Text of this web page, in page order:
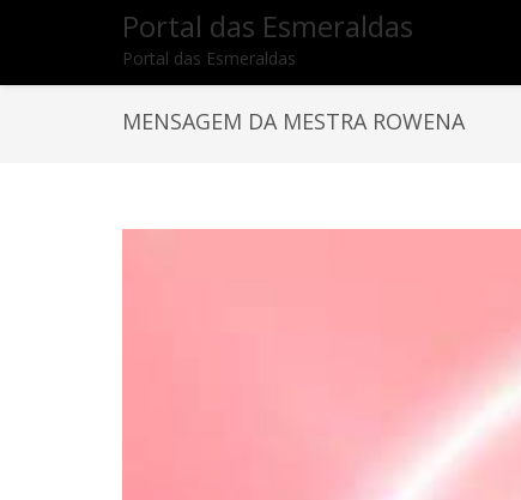
Portal das Esmeraldas
Portal das Esmeraldas
MENSAGEM DA MESTRA ROWENA